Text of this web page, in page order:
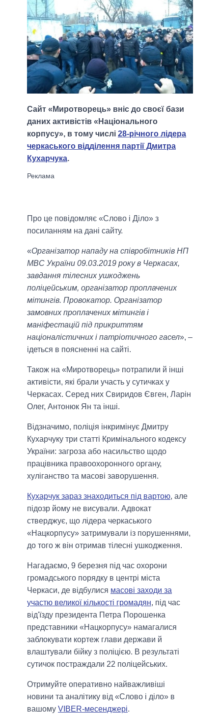
Сайт «Миротворець» вніс до своєї бази
даних активістів «Національного
корпусу», в тому числі 28-річного лідера
черкаського відділення партії Дмитра
Кухарчука.
Про це повідомляє «Слово і Діло» з
посиланням на дані сайту.
«Організатор нападу на співробітників НП
МВС України 09.03.2019 року в Черкасах,
завдання тілесних ушкоджень
поліцейським, організатор проплачених
мітингів. Провокатор. Організатор
замовних проплачених мітингів і
маніфестацій під прикриттям
націоналістичних і патріотичного гасел», –
ідеться в поясненні на сайті.
Також на «Миротворець» потрапили й інші
активісти, які брали участь у сутичках у
Черкасах. Серед них Свиридов Євген, Ларін
Олег, Антонюк Ян та інші.
Відзначимо, поліція інкримінує Дмитру
Кухарчуку три статті Кримінального кодексу
України: загроза або насильство щодо
працівника правоохоронного органу,
хуліганство та масові заворушення.
Кухарчук зараз знаходиться під вартою, але
підозр йому не висували. Адвокат
стверджує, що лідера черкаського
«Нацкорпусу» затримували із порушеннями,
до того ж він отримав тілесні ушкодження.
Нагадаємо, 9 березня під час охорони
громадського порядку в центрі міста
Черкаси, де відбулися масові заходи за
участю великої кількості громадян, під час
від'їзду президента Петра Порошенка
представники «Нацкорпусу» намагалися
заблокувати кортеж глави держави й
влаштували бійку з поліцією. В результаті
сутичок постраждали 22 поліцейських.
Отримуйте оперативно найважливіші
новини та аналітику від «Слово і діло» в
вашому VIBER-месенджері.